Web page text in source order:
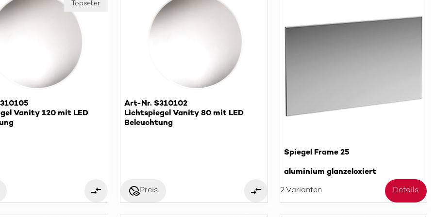
Topseller
Vanity 120 mit LED
Art-Nr. S310102
Lichtspiegel Vanity 80 mit LED
Beleuchtung
disabled_visiblePreis
Spiegel Frame 25
aluminium glanzeloxiert
2 Varianten Details